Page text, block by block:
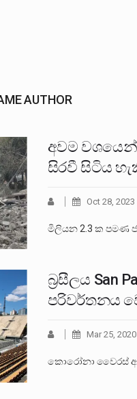
AUTHOR
අවම
සිරවී සිටිය
Oct 28, 2023
මිලියන 2.3 ක පමණ
බ්‍රසීලය San
පරිවර්තනය
Mar 25, 2020
කොරෝනා වෛරස්